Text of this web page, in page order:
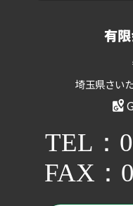
有
埼玉県さい
TEL：
FAX：